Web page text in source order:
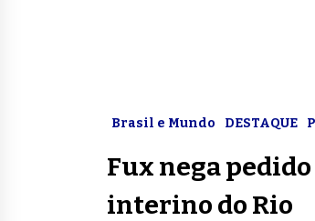
Brasil e Mundo DESTAQUE
Fux nega
interino do Rio